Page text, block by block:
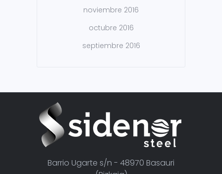
noviembre 2016
octubre 2016
septiembre 2016
Barrio Ugarte s/n - 48970 Basauri